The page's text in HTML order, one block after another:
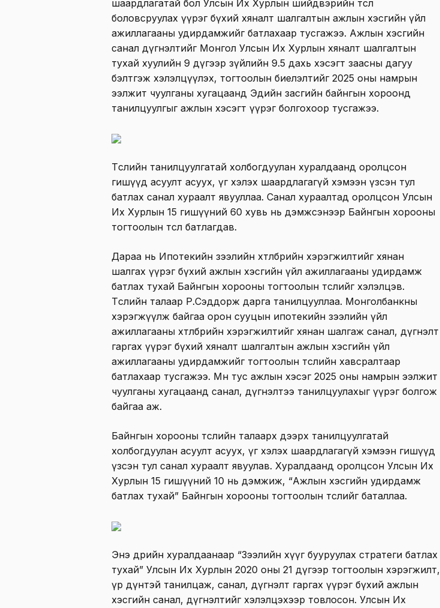
шаардлагатай бол Улсын Их Хурлын шийдвэрийн төсөл
боловсруулах үүрэг бүхий хяналт шалгалтын ажлын хэсгийн үйл
ажиллагааны удирдамжийг батлахаар тусгажээ. Ажлын хэсгийн
санал дүгнэлтийг Монгол Улсын Их Хурлын хяналт шалгалтын
тухай хуулийн 9 дүгээр зүйлийн 9.5 дахь хэсэгт заасны дагуу
бэлтгэж хэлэлцүүлэх, тогтоолын биелэлтийг 2025 оны намрын
ээлжит чуулганы хугацаанд Эдийн засгийн байнгын хороонд
танилцуулгыг ажлын хэсэгт үүрэг болгохоор тусгажээ.
Төслийн танилцуулгатай холбогдуулан хуралдаанд оролцсон
гишүүд асуулт асуух, үг хэлэх шаардлагагүй хэмээн үзсэн тул
батлах санал хураалт явууллаа. Санал хураалтад оролцсон Улсын
Их Хурлын 15 гишүүний 60 хувь нь дэмжсэнээр Байнгын хорооны
тогтоолын төсөл батлагдав.
Дараа нь Ипотекийн зээлийн хөтөлбөрийн хэрэгжилтийг хянан
шалгах үүрэг бүхий ажлын хэсгийн үйл ажиллагааны удирдамж
батлах тухай Байнгын хорооны тогтоолын төслийг хэлэлцэв.
Төслийн талаар Р.Сэддорж дарга танилцууллаа. Монголбанкны
хэрэгжүүлж байгаа орон сууцын ипотекийн зээлийн үйл
ажиллагааны хөтөлбөрийн хэрэгжилтийг хянан шалгаж санал, дүгнэлт
гаргах үүрэг бүхий хяналт шалгалтын ажлын хэсгийн үйл
ажиллагааны удирдамжийг тогтоолын төслийн хавсралтаар
батлахаар тусгажээ. Мөн тус ажлын хэсэг 2025 оны намрын ээлжит
чуулганы хугацаанд санал, дүгнэлтээ танилцуулахыг үүрэг болгож
байгаа аж.
Байнгын хорооны төслийн талаарх дээрх танилцуулгатай
холбогдуулан асуулт асуух, үг хэлэх шаардлагагүй хэмээн гишүүд
үзсэн тул санал хураалт явуулав. Хуралдаанд оролцсон Улсын Их
Хурлын 15 гишүүний 10 нь дэмжиж, “Ажлын хэсгийн удирдамж
батлах тухай” Байнгын хорооны тогтоолын төслийг баталлаа.
Энэ өдрийн хуралдаанаар “Зээлийн хүүг бууруулах стратеги батлах
тухай” Улсын Их Хурлын 2020 оны 21 дүгээр тогтоолын хэрэгжилт,
үр дүнтэй танилцаж, санал, дүгнэлт гаргах үүрэг бүхий ажлын
хэсгийн санал, дүгнэлтийг хэлэлцэхээр товлосон. Улсын Их